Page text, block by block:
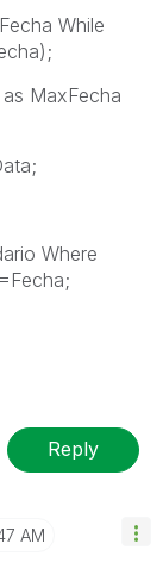
While
MaxFecha
Where
Reply
AM